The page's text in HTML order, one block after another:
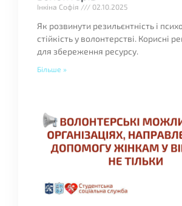
Інкіна Софія 02.10.2025
Як розвинути резильєнтність і
стійкість у волонтерстві. Корисні
для збереження ресурсу.
Більше »